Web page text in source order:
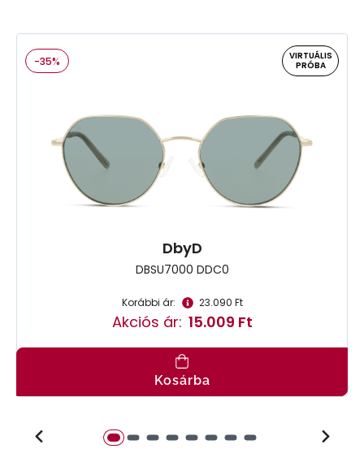
-35%
VIRTUÁLIS
PRÓBA
DbyD
DBSU7000 DDC0
Korábbi ár: 23.090 Ft
Akciós ár: 15.009 Ft
Kosárba